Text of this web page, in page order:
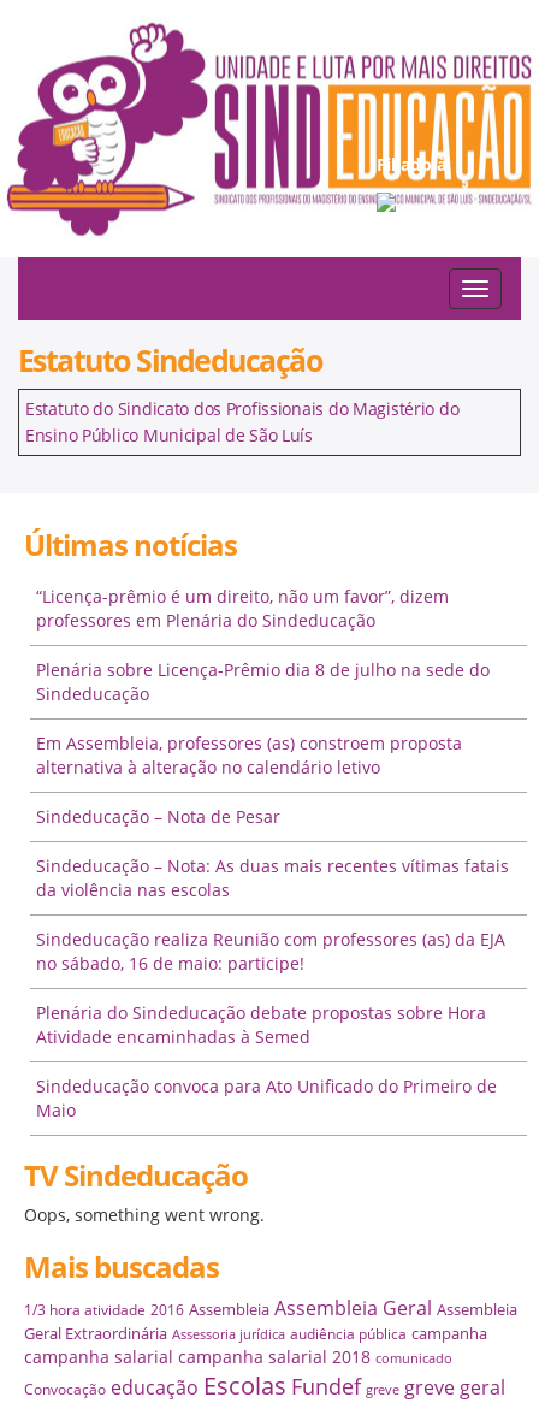
Filiado à:
Toggle
Estatuto Sindeducação
Estatuto do Sindicato dos Profissionais do Magistério do
Ensino Público Municipal de São Luís
Últimas notícias
“Licença-prêmio é um direito, não um favor”, dizem
professores em Plenária do Sindeducação
Plenária sobre Licença-Prêmio dia 8 de julho na sede do
Sindeducação
Em Assembleia, professores (as) constroem proposta
alternativa à alteração no calendário letivo
Sindeducação – Nota de Pesar
Sindeducação – Nota: As duas mais recentes vítimas fatais
da violência nas escolas
Sindeducação realiza Reunião com professores (as) da EJA
no sábado, 16 de maio: participe!
Plenária do Sindeducação debate propostas sobre Hora
Atividade encaminhadas à Semed
Sindeducação convoca para Ato Unificado do Primeiro de
Maio
TV Sindeducação
Oops, something went wrong.
Mais buscadas
1/3 hora atividade 2016 Assembleia Assembleia Geral Assembleia
Geral Extraordinária Assessoria jurídica audiência pública campanha
campanha salarial campanha salarial 2018 comunicado
Convocação educação Escolas Fundef greve greve geral